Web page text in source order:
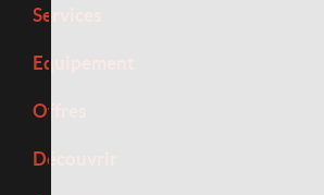
Services
Equipement
Offres
Découvrir